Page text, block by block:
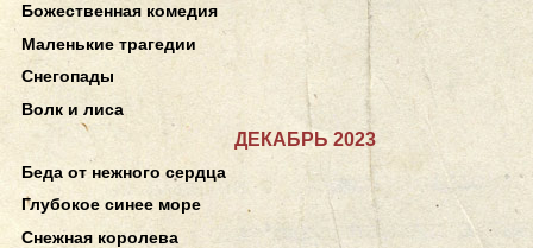
Божественная комедия
Маленькие трагедии
Снегопады
Волк и лиса
ДЕКАБРЬ 2023
Беда от нежного сердца
Глубокое синее море
Снежная королева